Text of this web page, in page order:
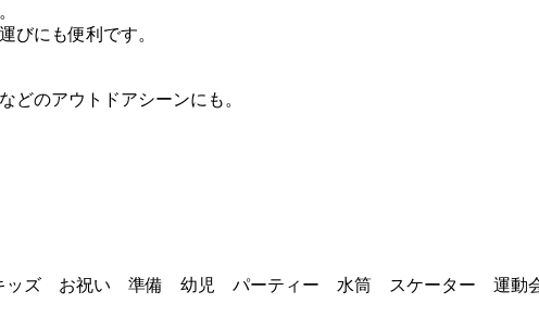
びにも便利です。
どのアウトドアシーンにも。
ッズ お祝い 準備 幼児 パーティー 水筒 スケーター 運